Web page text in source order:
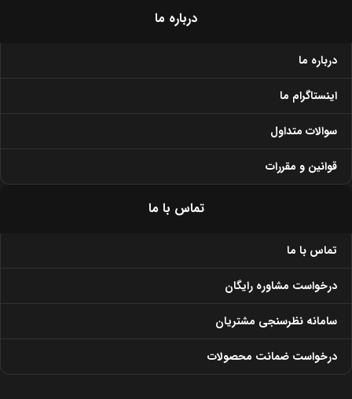
تماس با ما
تماس با ما
درخواست مشاوره رایگان
سامانه نظرسنجی مشتریان
درخواست ضمانت محصولات
درباره ما
درباره ما
اینستاگرام ما
سوالات متداول
قوانین و مقررات